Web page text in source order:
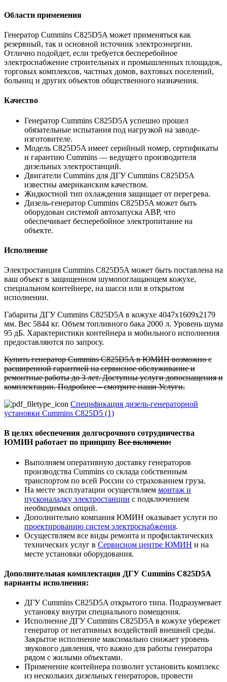
Области применения
Генератор Cummins C825D5A может применяться как
резервный, так и основной источник электроэнергии.
Отлично подойдет, если требуется бесперебойное
электроснабжение строительных и промышленных площадок,
торговых комплексов, частных домов, вахтовых поселений,
больниц и других объектов общественного назначения.
Качество
Генератор Cummins C825D5A успешно прошел
обязательные испытания под нагрузкой на заводе-
изготовителе.
Модель C825D5A имеет серийный номер, сертификаты
и гарантию Cummins — ведущего производителя
дизельных электростанций.
Двигатели Cummins для ДГУ Cummins C825D5A
известны американским качеством.
Жидкостной тип охлаждения защищает от перегрева.
Дизель-генератор Cummins C825D5A может быть
оборудован системой автозапуска АВР, что
обеспечивает бесперебойное электропитание на
объекте.
Исполнение
Электростанция Cummins C825D5A может быть поставлена на
ваш объект в защищенном шумопоглащающем кожухе,
специальном контейнере, на шасси или в открытом
исполнении.
Габариты ДГУ Cummins C825D5A в кожухе 4047х1609х2179
мм. Вес 5844 кг. Объем топливного бака 2000 л. Уровень шума
95 дБ. Характеристики контейнера и мобильного исполнения
предоставляются по запросу.
Купить генератор Cummins C825D5A в ЮМИН возможно с
расширенной гарантией на сервисное обслуживание и
ремонтные работы до 3 лет. Доступны услуги допоснащения и
комплектации. Подробнее – смотрите наши Услуги.
Спецификация дизель-генераторной
установки Cummins C825D5 (1)
В целях обеспечения долгосрочного сотрудничества
ЮМИН работает по принципу Все включено:
Выполняем оперативную доставку генераторов
производства Cummins со склада собственным
транспортом по всей России со страхованием груза.
На месте эксплуатации осуществляем монтаж и
пусконаладку электростанции с подключением
необходимых опций.
Дополнительно компания ЮМИН оказывает услуги по
проектированию систем электроснабжения.
Осуществляем все виды ремонта и профилактических
технических услуг в Сервисном центре ЮМИН и на
месте установки оборудования.
Дополнительная комплектация ДГУ Cummins C825D5A
варианты исполнения:
ДГУ Cummins C825D5A открытого типа. Подразумевает
установку внутри специального помещения.
Исполнение ДГУ Cummins C825D5A в кожухе убережет
генератор от негативных воздействий внешней среды.
Закрытое исполнение максимально снижает уровень
звукового давления, что важно для работы генератора
рядом с жилыми объектами.
Применение контейнера позволит установить комплекс
из нескольких дизельных генераторов, провести